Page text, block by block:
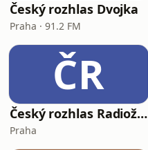
Český rozhlas Dvojka
Praha · 91.2 FM
ČR
Český rozhlas Radiožurnál Sport
Praha